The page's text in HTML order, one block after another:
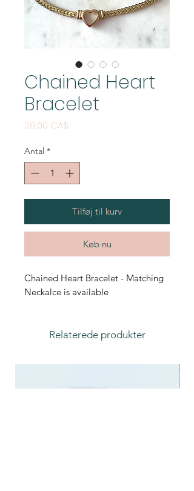
Chained Heart
Bracelet
28,00 CA$
Antal *
Tilføj til kurv
Køb nu
Chained Heart Bracelet - Matching
Neckalce is available
Relaterede produkter